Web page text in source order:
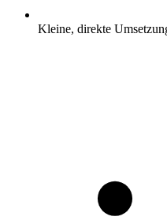
Kleine, direkte